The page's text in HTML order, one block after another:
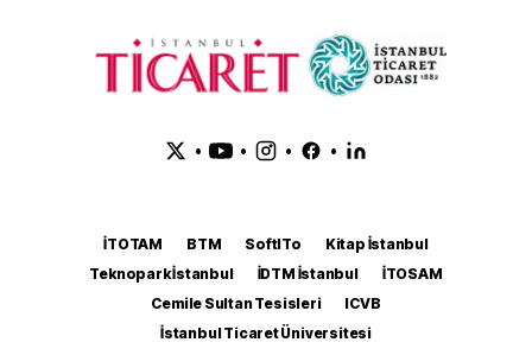
• • • •
İTOTAM BTM SoftITo
Kitap İstanbul
Teknopark İstanbul
İDTM İstanbul
İTOSAM
Cemile Sultan Tesisleri
ICVB
İstanbul Ticaret Üniversitesi